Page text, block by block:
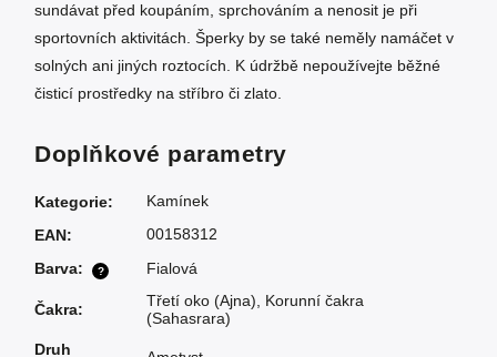
sundávat před koupáním, sprchováním a nenosit je při
sportovních aktivitách. Šperky by se také neměly namáčet v
solných ani jiných roztocích. K údržbě nepoužívejte běžné
čisticí prostředky na stříbro či zlato.
Doplňkové parametry
Kategorie:
Kamínek
EAN: 00158312
?
Barva: Fialová
Čakra: Třetí oko (Ajna)
Korunní čakra
(Sahasrara)
Druh